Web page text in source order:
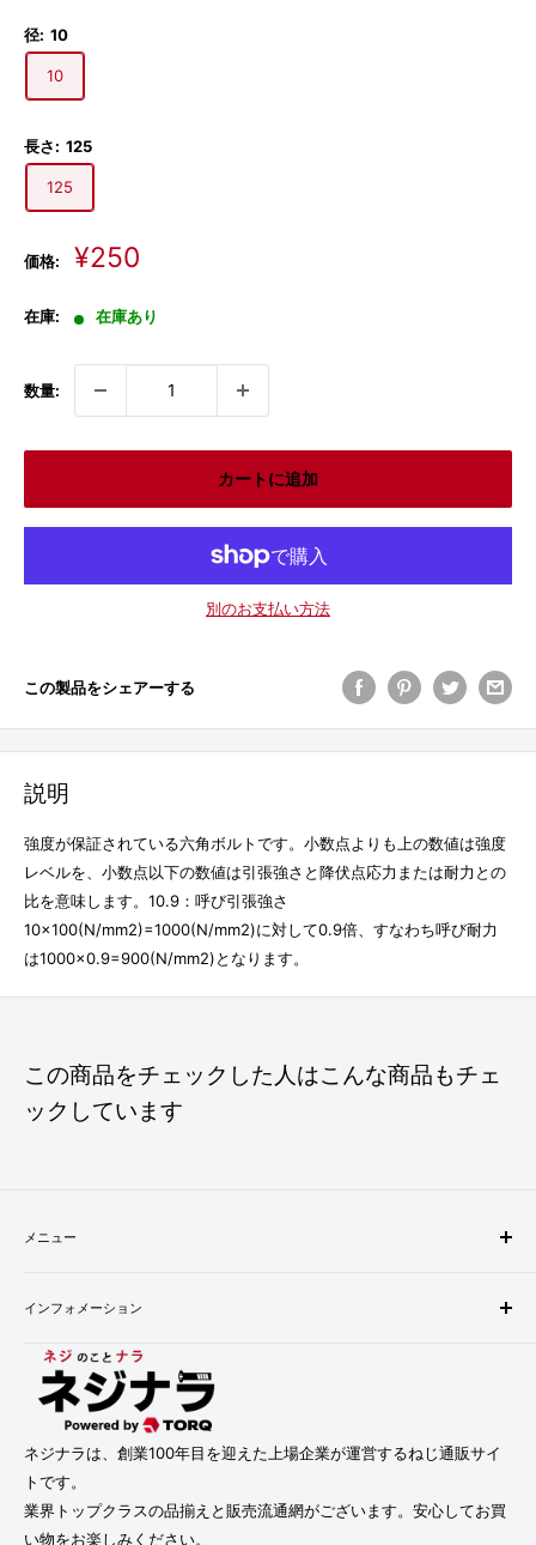
径: 10
10
長さ: 125
125
価格:
販
価
¥250
在庫: 在庫あり
数量:
カートに追加
別のお支払い方法
この製品をシェアーする
説明
強度が保証されている六角ボルトです。小数点よりも上の数値は強度
レベルを、小数点以下の数値は引張強さと降伏点応力または耐力との
比を意味します。10.9：呼び引張強さ
10×100(N/mm2)=1000(N/mm2)に対して0.9倍、すなわち呼び耐力
は1000×0.9=900(N/mm2)となります。
この商品をチェックした人はこんな商品もチェ
ックしています
メニュー
配送・お支払い方法について
返品について
お問い合わせ
利用規約
インフォメーション
会社概要
プライバシーポリシー
利用規約
特定商取引法に基づく表記
ネジナラは、創業100年目を迎えた上場企業が運営するねじ通販サイ
トです。
業界トップクラスの品揃えと販売流通網がございます。安心してお買
い物をお楽しみください。